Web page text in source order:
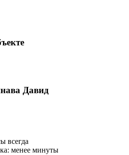
Давид
всегда
менее минуты